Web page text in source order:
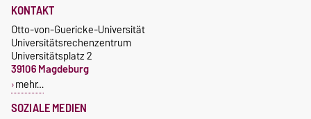
SOZIALE MEDIEN
KONTAKT
Otto-von-Guericke-Universität
Universitätsrechenzentrum
Universitätsplatz 2
39106 Magdeburg
mehr…